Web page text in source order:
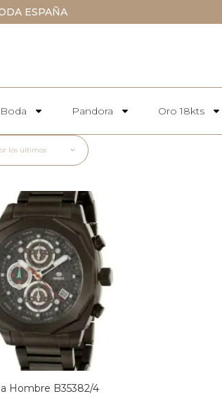
ESPAÑA
Boda Pandora Oro 18kts
los últimos
Hombre B35382/4